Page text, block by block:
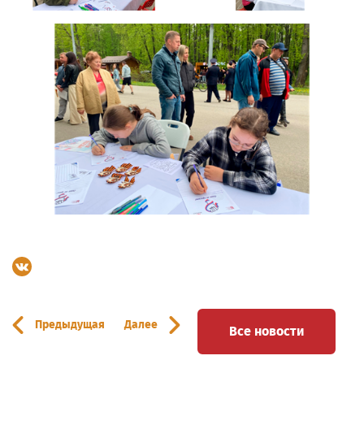
Предыдущая Все новости
Далее